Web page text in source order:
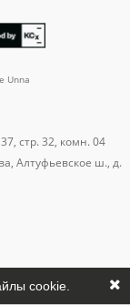
Unna
стр. 32, комн. 04
Алтуфьевское ш., д.
cookie.